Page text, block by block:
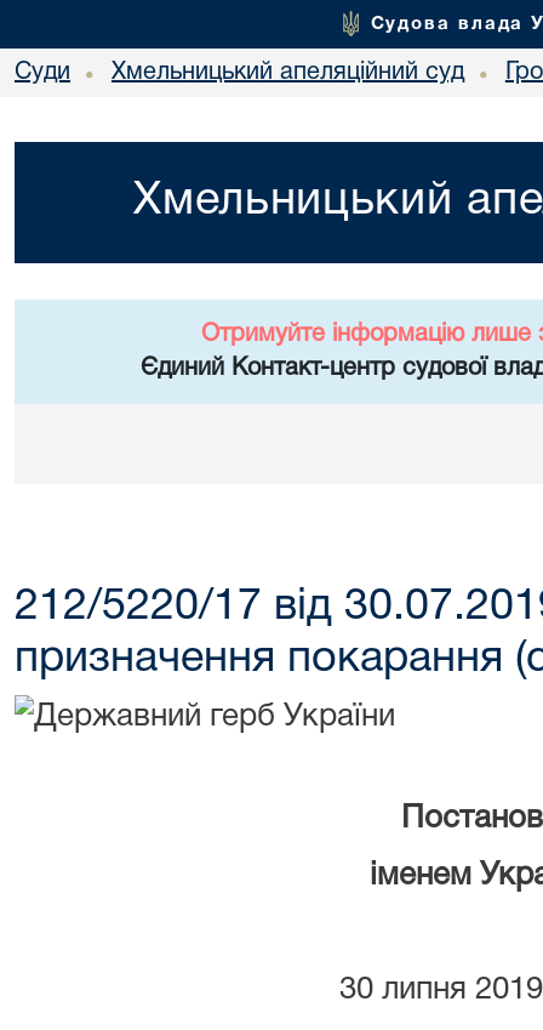
Судова влада
Суди • Хмельницький апеляційний суд •
Хмельницький
Отримуйте інформацію лише
Єдиний Контакт-центр судової
212/5220/17 від
призначення покарання
іменем
30 липня